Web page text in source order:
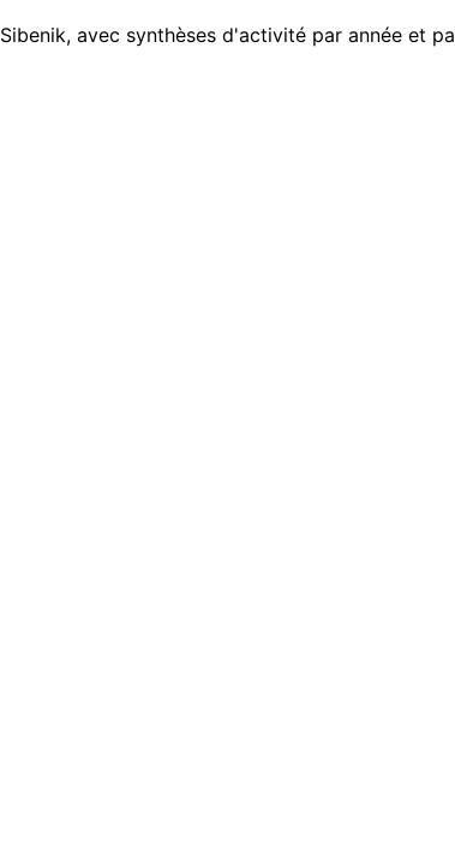
avec synthèses d'activité par année et